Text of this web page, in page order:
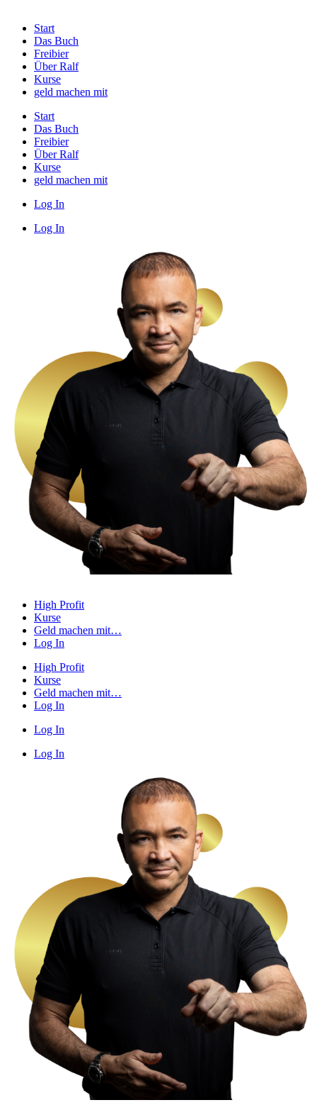
Start
Das Buch
Freibier
Über Ralf
Kurse
geld machen mit
Start
Das Buch
Freibier
Über Ralf
Kurse
geld machen mit
Log In
Log In
High Profit
Kurse
Geld machen mit…
Log In
High Profit
Kurse
Geld machen mit…
Log In
Log In
Log In